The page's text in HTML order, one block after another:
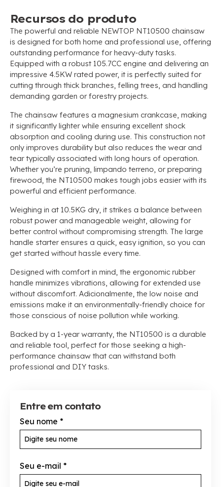
Recursos do produto
The powerful and reliable NEWTOP NT10500 chainsaw
is designed for both home and professional use, offering
outstanding performance for heavy-duty tasks.
Equipped with a robust 105.7CC engine and delivering an
impressive 4.5KW rated power, it is perfectly suited for
cutting through thick branches, felling trees, and handling
demanding garden or forestry projects.
The chainsaw features a magnesium crankcase, making
it significantly lighter while ensuring excellent shock
absorption and cooling during use. This construction not
only improves durability but also reduces the wear and
tear typically associated with long hours of operation.
Whether you’re pruning, limpando terreno, or preparing
firewood, the NT10500 makes tough jobs easier with its
powerful and efficient performance.
Weighing in at 10.5KG dry, it strikes a balance between
robust power and manageable weight, allowing for
better control without compromising strength. The large
handle starter ensures a quick, easy ignition, so you can
get started without hassle every time.
Designed with comfort in mind, the ergonomic rubber
handle minimizes vibrations, allowing for extended use
without discomfort. Adicionalmente, the low noise and
emissions make it an environmentally-friendly choice for
those conscious of noise pollution while working.
Backed by a 1-year warranty, the NT10500 is a durable
and reliable tool, perfect for those seeking a high-
performance chainsaw that can withstand both
professional and DIY tasks.
Entre em contato
Seu nome *
Seu e-mail *